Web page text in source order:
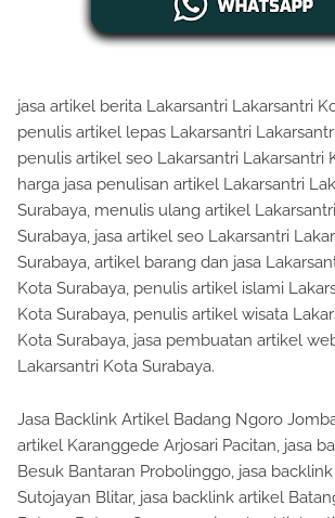
jasa artikel berita Lakarsantri Lakarsantri
penulis artikel lepas Lakarsantri
penulis artikel seo Lakarsantri Lakarsantri
harga jasa penulisan artikel Lakarsantri
Surabaya, menulis ulang artikel
Surabaya, jasa artikel seo Lakarsantri
Surabaya, artikel barang dan jasa
Kota Surabaya, penulis artikel islami
Kota Surabaya, penulis artikel wisata
Kota Surabaya, jasa pembuatan artikel
Lakarsantri Kota Surabaya.
Jasa Backlink Artikel Badang Ngoro
artikel Karanggede Arjosari Pacitan, jasa
Besuk Bantaran Probolinggo, jasa
Sutojayan Blitar, jasa backlink artikel